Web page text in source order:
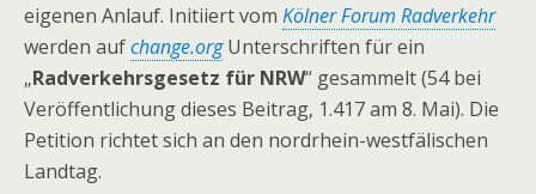
eigenen Anlauf. Initiiert vom Kölner Forum Radverkehr
werden aufchange.orgUnterschriften für ein
„Radverkehrsgesetz für NRW“ gesammelt (54 bei
Veröffentlichung dieses Beitrag, 1.417 am 8. Mai). Die
Petition richtet sich an den nordrhein-westfälischen
Landtag.